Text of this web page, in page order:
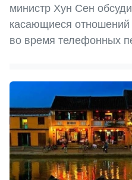
министр Хун Сен
касающиеся
во время телефонных